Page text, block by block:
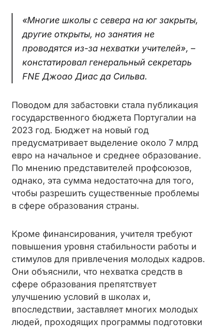
«Многие школы с севера на юг закрыты,
другие открыты, но занятия не
проводятся из-за нехватки учителей», –
констатировал генеральный секретарь
FNE Джоао Диас да Сильва.
Поводом для забастовки стала публикация
государственного бюджета Португалии на
2023 год. Бюджет на новый год
предусматривает выделение около 7 млрд
евро на начальное и среднее образование.
По мнению представителей профсоюзов,
однако, эта сумма недостаточна для того,
чтобы разрешить существенные проблемы
в сфере образования страны.
Кроме финансирования, учителя требуют
повышения уровня стабильности работы и
стимулов для привлечения молодых кадров.
Они объяснили, что нехватка средств в
сфере образования препятствует
улучшению условий в школах и,
впоследствии, заставляет многих молодых
людей, проходящих программы подготовки